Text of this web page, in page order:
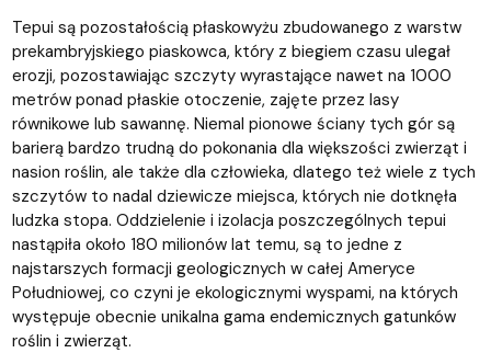
Tepui są pozostałością płaskowyżu zbudowanego z warstw
prekambryjskiego piaskowca, który z biegiem czasu ulegał
erozji, pozostawiając szczyty wyrastające nawet na 1000
metrów ponad płaskie otoczenie, zajęte przez lasy
równikowe lub sawannę. Niemal pionowe ściany tych gór są
barierą bardzo trudną do pokonania dla większości zwierząt i
nasion roślin, ale także dla człowieka, dlatego też wiele z tych
szczytów to nadal dziewicze miejsca, których nie dotknęła
ludzka stopa. Oddzielenie i izolacja poszczególnych tepui
nastąpiła około 180 milionów lat temu, są to jedne z
najstarszych formacji geologicznych w całej Ameryce
Południowej, co czyni je ekologicznymi wyspami, na których
występuje obecnie unikalna gama endemicznych gatunków
roślin i zwierząt.